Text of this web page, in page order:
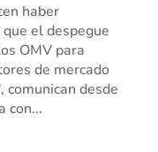
haber
el despegue
OMV para
de mercado
comunican desde
con...